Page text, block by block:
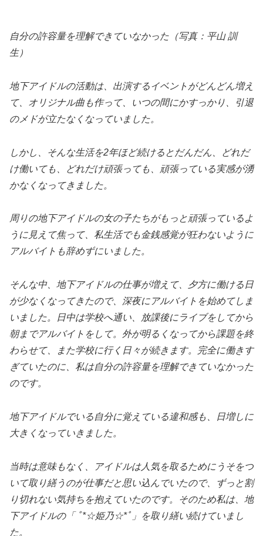
自分の許容量を理解できていなかった（写真：平山 訓
生）
地下アイドルの活動は、出演するイベントがどんどん増え
て、オリジナル曲も作って、いつの間にかすっかり、引退
のメドが立たなくなっていました。
しかし、そんな生活を2年ほど続けるとだんだん、どれだ
け働いても、どれだけ頑張っても、頑張っている実感が湧
かなくなってきました。
周りの地下アイドルの女の子たちがもっと頑張っているよ
うに見えて焦って、私生活でも金銭感覚が狂わないように
アルバイトも辞めずにいました。
そんな中、地下アイドルの仕事が増えて、夕方に働ける日
が少なくなってきたので、深夜にアルバイトを始めてしま
いました。日中は学校へ通い、放課後にライブをしてから
朝までアルバイトをして。外が明るくなってから課題を終
わらせて、また学校に行く日々が続きます。完全に働きす
ぎていたのに、私は自分の許容量を理解できていなかった
のです。
地下アイドルでいる自分に覚えている違和感も、日増しに
大きくなっていきました。
当時は意味もなく、アイドルは人気を取るためにうそをつ
いて取り繕うのが仕事だと思い込んでいたので、ずっと割
り切れない気持ちを抱えていたのです。そのため私は、地
下アイドルの「 ﾟ*☆姫乃☆*ﾟ」を取り繕い続けていまし
た。